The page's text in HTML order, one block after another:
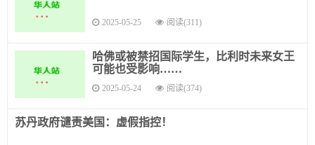
2025-05-25 阅读(311)
哈佛或被禁招国际学生，比利时未来女王
可能也受影响……
2025-05-24 阅读(374)
苏丹政府谴责美国：虚假指控！